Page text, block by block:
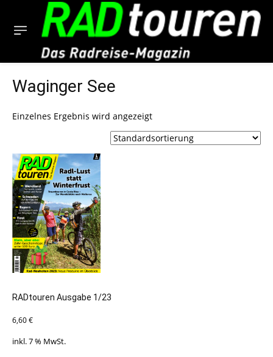
Waginger See
Einzelnes Ergebnis wird angezeigt
RADtouren Ausgabe 1/23
6,60€
inkl. 7 % MwSt.